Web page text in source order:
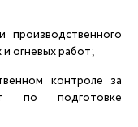
производственного
огневых работ;
контроле за
по подготовке